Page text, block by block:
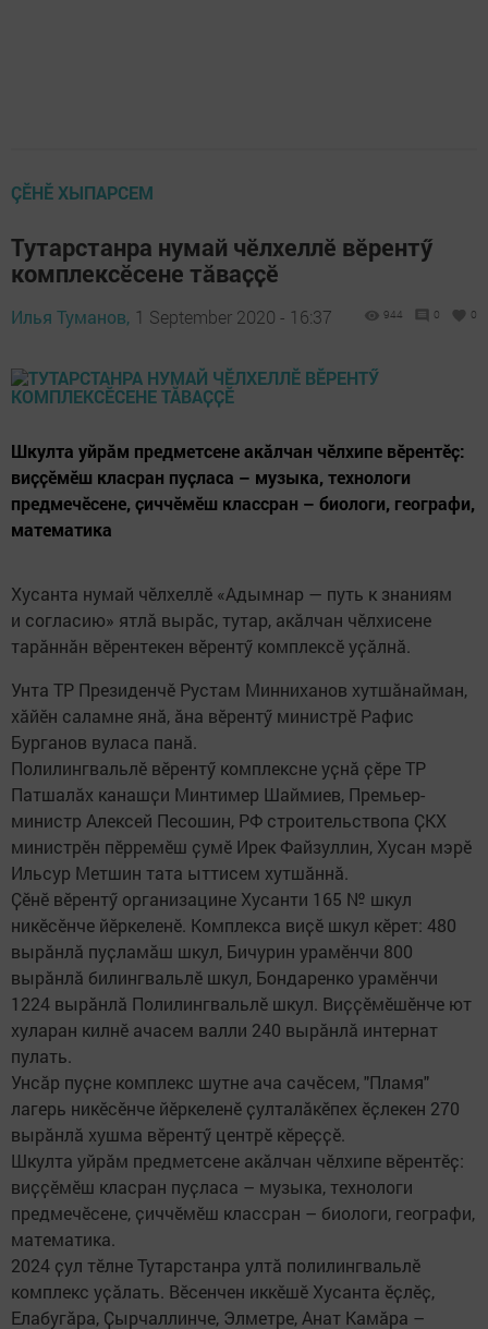
ÇӖНӖ ХЫПАРСЕМ
Тутарстанра нумай чӗлхеллӗ вӗрентӳ
комплексӗсене тӑваҫҫӗ
Илья Туманов, 1 September 2020 - 16:37 944 0 0
Шкулта уйрӑм предметсене акӑлчан чӗлхипе вӗрентӗҫ:
виҫҫӗмӗш класран пуҫласа – музыка, технологи
предмечӗсене, ҫиччӗмӗш классран – биологи, географи,
математика
Хусанта нумай чӗлхеллӗ «Адымнар — путь к знаниям
и согласию» ятлӑ вырӑс, тутар, акӑлчан чӗлхисене
тарӑннӑн вӗрентекен вӗрентӳ комплексӗ уҫӑлнӑ.
Унта ТР Президенчӗ Рустам Минниханов хутшӑнайман,
хӑйӗн саламне янӑ, ӑна вӗрентӳ министрӗ Рафис
Бурганов вуласа панӑ.
Полилингвальлӗ вӗрентӳ комплексне уҫнӑ ҫӗре ТР
Патшалӑх канашҫи Минтимер Шаймиев, Премьер-
министр Алексей Песошин, РФ строительствопа ҪКХ
министрӗн пӗрремӗш ҫумӗ Ирек Файзуллин, Хусан мэрӗ
Ильсур Метшин тата ыттисем хутшӑннӑ.
Ҫӗнӗ вӗрентӳ организацине Хусанти 165 № шкул
никӗсӗнче йӗркеленӗ. Комплекса виҫӗ шкул кӗрет: 480
вырӑнлӑ пуҫламӑш шкул, Бичурин урамӗнчи 800
вырӑнлӑ билингвальлӗ шкул, Бондаренко урамӗнчи
1224 вырӑнлӑ Полилингвальлӗ шкул. Виҫҫӗмӗшӗнче ют
хуларан килнӗ ачасем валли 240 вырӑнлӑ интернат
пулать.
Унсӑр пуҫне комплекс шутне ача сачӗсем, "Пламя"
лагерь никӗсӗнче йӗркеленӗ ҫулталӑкӗпех ӗҫлекен 270
вырӑнлӑ хушма вӗрентӳ центрӗ кӗреҫҫӗ.
Шкулта уйрӑм предметсене акӑлчан чӗлхипе вӗрентӗҫ:
виҫҫӗмӗш класран пуҫласа – музыка, технологи
предмечӗсене, ҫиччӗмӗш классран – биологи, географи,
математика.
2024 ҫул тӗлне Тутарстанра ултӑ полилингвальлӗ
комплекс уҫӑлать. Вӗсенчен иккӗшӗ Хусанта ӗҫлӗҫ,
Елабугӑра, Ҫырчаллинче, Элметре, Анат Камӑра –